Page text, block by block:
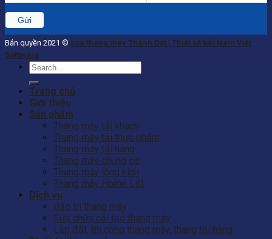
Bản quyền 2021 © của thang máy Thành Đạt | Thiết kế bởi Nam Việt
Software
Search
for:
Trang chủ
Giới thiệu
Sản phẩm
Thang máy tải khách
Thang máy tải thực phẩm
Thang máy tải hàng
Thang máy chung cư
Thang máy lồng kính
Thang máy Home Lift
Dịch vụ
Bảo trì thang máy
Sửa chữa cải tạo thang máy
Lắp đặt, thi công thang máy, thang tải hàng